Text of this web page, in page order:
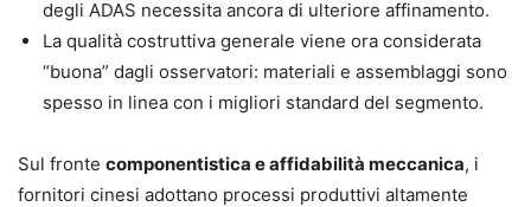
degli ADAS necessita ancora di ulteriore affinamento.
La qualità costruttiva generale viene ora considerata
“buona” dagli osservatori: materiali e assemblaggi sono
spesso in linea con i migliori standard del segmento.
Sul fronte componentistica e affidabilità meccanica, i
fornitori cinesi adottano processi produttivi altamente